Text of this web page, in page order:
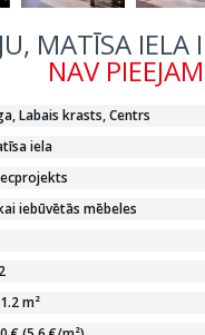
MATĪSA
NAV
Labais krasts, Centrs
iela
iebūvētās mēbeles
m²